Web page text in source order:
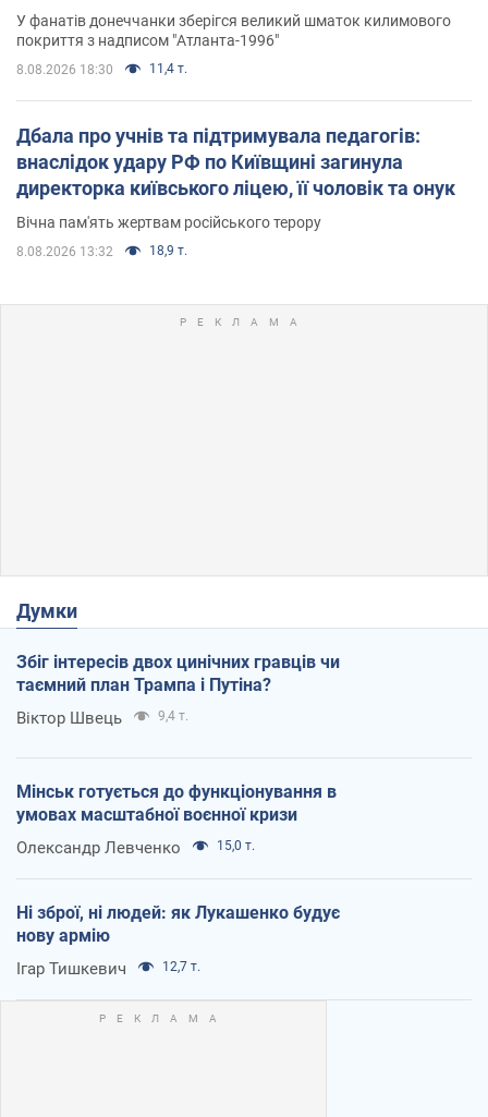
Олімпіади
У фанатів донеччанки зберігся великий шматок килимового
покриття з надписом "Атланта-1996"
8.08.2026 18:30 11,4 т.
Дбала про учнів та підтримувала педагогів:
внаслідок удару РФ по Київщині загинула
директорка київського ліцею, її чоловік та онук
Вічна пам'ять жертвам російського терору
8.08.2026 13:32 18,9 т.
Думки
Збіг інтересів двох цинічних гравців чи
таємний план Трампа і Путіна?
Віктор Швець 9,4 т.
Мінськ готується до функціонування в
умовах масштабної воєнної кризи
Олександр Левченко 15,0 т.
Ні зброї, ні людей: як Лукашенко будує
нову армію
Ігар Тишкевич 12,7 т.